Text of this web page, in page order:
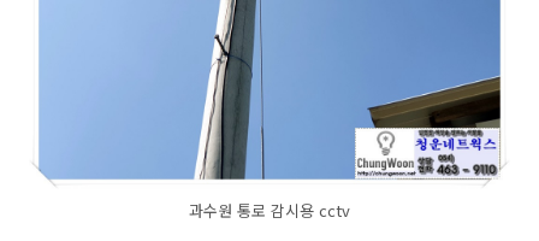
과수원 통로 감시용 cctv